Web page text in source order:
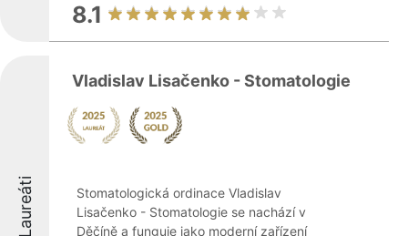
8.1
Laureáti
Vladislav Lisačenko - Stomatologie
Stomatologická ordinace Vladislav
Lisačenko - Stomatologie se nachází v
Děčíně a funguje jako moderní zařízení